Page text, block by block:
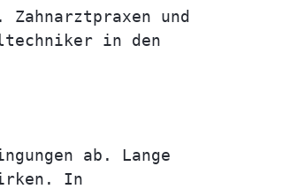
und
in den
ab. Lange
In